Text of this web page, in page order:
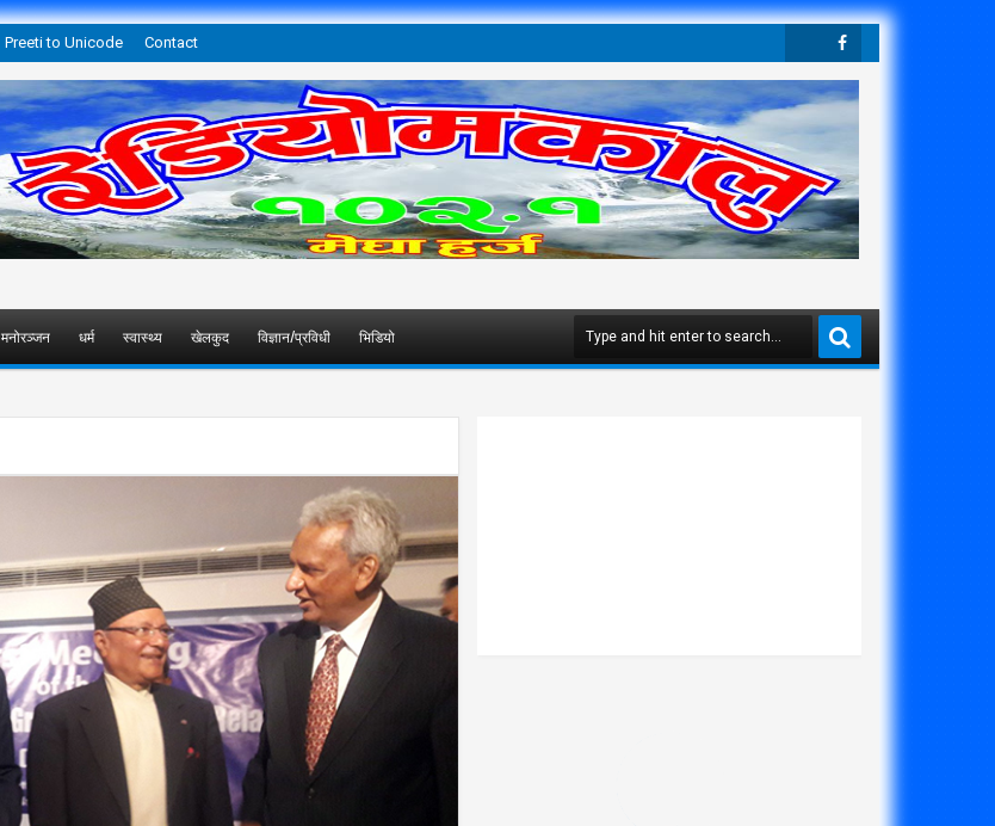
Preeti to Unicode Contact
Face
K
Twit
मनोरञ्जन धर्म स्वास्थ्य खेलकुद विज्ञान/प्रविधी भिडियो